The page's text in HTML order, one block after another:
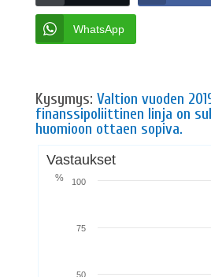
WhatsApp
Kysymys: Valtion vuoden
finanssipoliittinen linja on
huomioon ottaen sopiva.
%
Vastaukset
50
75
100